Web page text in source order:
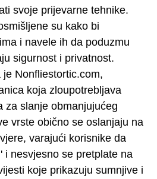
svoje prijevarne tehnike.
su kako bi
i navele ih da poduzmu
sigurnost i privatnost.
Nonfliestortic.com,
koja zloupotrebljava
za slanje obmanjujućeg
vrste obično se oslanjaju na
varajući korisnike da
i nesvjesno se pretplate na
koje prikazuju sumnjive i